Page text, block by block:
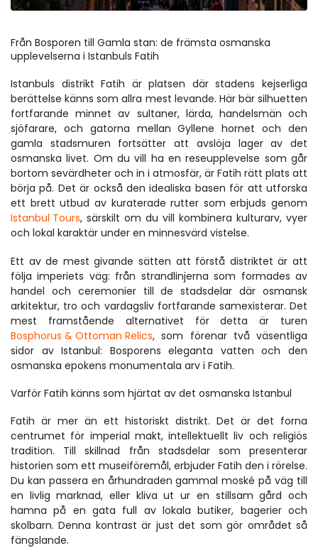
Från Bosporen till Gamla stan: de främsta osmanska
upplevelserna i Istanbuls Fatih
Istanbuls distrikt Fatih är platsen där stadens kejserliga
berättelse känns som allra mest levande. Här bär silhuetten
fortfarande minnet av sultaner, lärda, handelsmän och
sjöfarare, och gatorna mellan Gyllene hornet och den
gamla stadsmuren fortsätter att avslöja lager av det
osmanska livet. Om du vill ha en reseupplevelse som går
bortom sevärdheter och in i atmosfär, är Fatih rätt plats att
börja på. Det är också den idealiska basen för att utforska
ett brett utbud av kuraterade rutter som erbjuds genom
Istanbul Tours, särskilt om du vill kombinera kulturarv, vyer
och lokal karaktär under en minnesvärd vistelse.
Ett av de mest givande sätten att förstå distriktet är att
följa imperiets väg: från strandlinjerna som formades av
handel och ceremonier till de stadsdelar där osmansk
arkitektur, tro och vardagsliv fortfarande samexisterar. Det
mest framstående alternativet för detta är turen
Bosphorus & Ottoman Relics, som förenar två väsentliga
sidor av Istanbul: Bosporens eleganta vatten och den
osmanska epokens monumentala arv i Fatih.
Varför Fatih känns som hjärtat av det osmanska Istanbul
Fatih är mer än ett historiskt distrikt. Det är det forna
centrumet för imperial makt, intellektuellt liv och religiös
tradition. Till skillnad från stadsdelar som presenterar
historien som ett museiföremål, erbjuder Fatih den i rörelse.
Du kan passera en århundraden gammal moské på väg till
en livlig marknad, eller kliva ut ur en stillsam gård och
hamna på en gata full av lokala butiker, bagerier och
skolbarn. Denna kontrast är just det som gör området så
fängslande.